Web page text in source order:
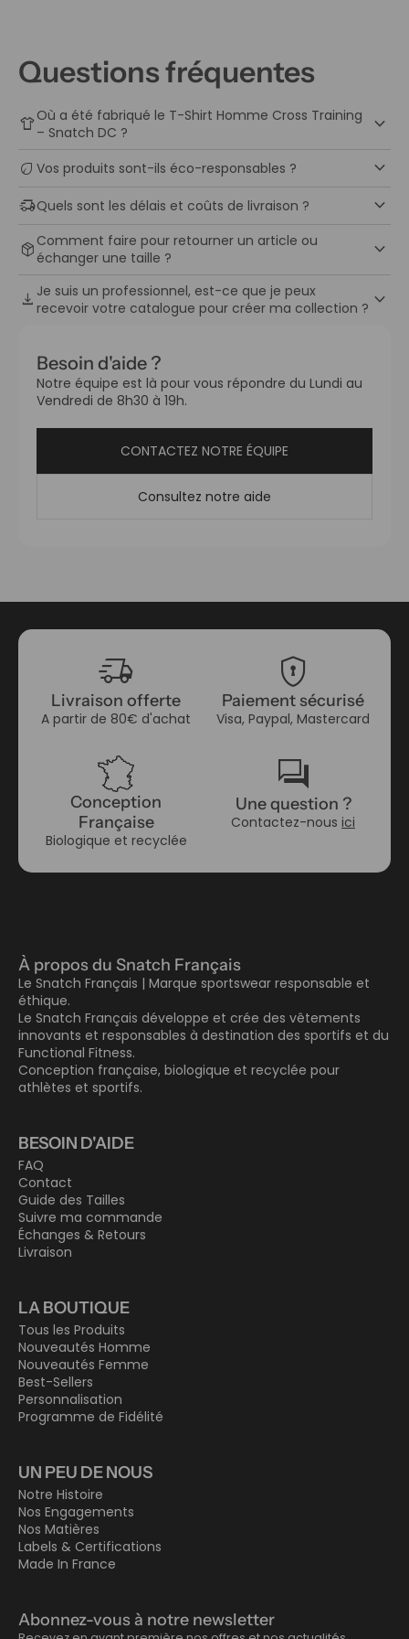
Besoin d'aide ?
Notre équipe est là pour vous répondre du Lundi au
Vendredi de 8h30 à 19h.
CONTACTEZ NOTRE ÉQUIPE
Consultez notre aide
Questions fréquentes
apparelOù a été fabriqué le T-Shirt Homme Cross Training
– Snatch DC ?
keyboard_arrow_down
eco Vos produits sont-ils éco-responsables ? keyboard_arrow_down
delivery_truck_speedQuels sont les délais et coûts de livraison ? keyboard_arrow_down
package_2 Comment faire pour retourner un article ou
échanger une taille ?
keyboard_arrow_down
download Je suis un professionnel, est-ce que je peux
recevoir votre catalogue pour créer ma collection ? keyboard_arrow_down
delivery_truck_speed
Livraison offerte
A partir de 80€ d'achat
encrypted
Paiement sécurisé
Visa, Paypal, Mastercard
Conception
Française
Biologique et recyclée
forum
Une question ?
Contactez-nous ici
À propos du Snatch Français
Le Snatch Français | Marque sportswear responsable et
éthique.
Le Snatch Français développe et crée des vêtements
innovants et responsables à destination des sportifs et du
Functional Fitness.
Conception française, biologique et recyclée pour
athlètes et sportifs.
BESOIN D'AIDE
FAQ
Contact
Guide des Tailles
Suivre ma commande
Échanges & Retours
Livraison
LA BOUTIQUE
Tous les Produits
Nouveautés Homme
Nouveautés Femme
Best-Sellers
Personnalisation
Programme de Fidélité
UN PEU DE NOUS
Notre Histoire
Nos Engagements
Nos Matières
Labels & Certifications
Made In France
Abonnez-vous à notre newsletter